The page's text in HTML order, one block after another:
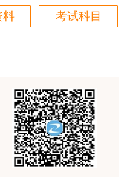
一致，唯一变化的
如果没有超过2
分。
天误差超过2分的试
次停止改卷一天时
作，第二次超过，
工作。
料 考试科目